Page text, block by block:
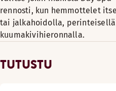
rennosti, kun hemmottelet
tai jalkahoidolla,
kuumakivihieronnalla.
TUTUSTU